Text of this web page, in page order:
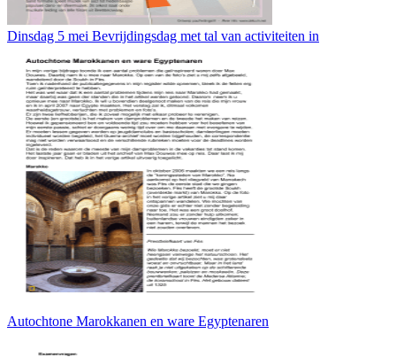
Dinsdag 5 mei Bevrijdingsdag met tal van activiteiten in
Autochtone Marokkanen en ware Egyptenaren